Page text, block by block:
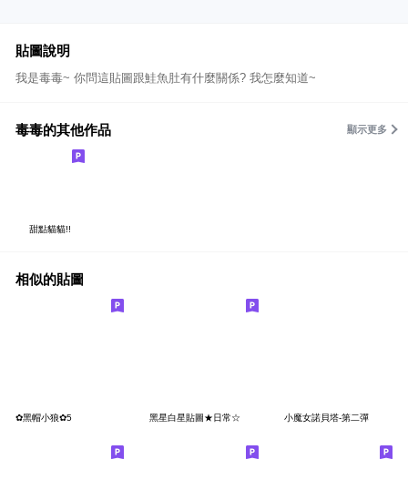
貼圖說明
我是毒毒~ 你問這貼圖跟鮭魚肚有什麼關係? 我怎麼知道~
毒毒的其他作品 顯示更多
甜點貓貓!!
相似的貼圖
✿黑帽小狼✿5 黑星白星貼圖★日常☆ 小魔女諾貝塔-第二彈